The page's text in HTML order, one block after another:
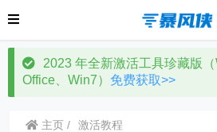
2023 年全新激活工具珍藏版（
Office、Win7） 免费获取>>
主页 激活教程